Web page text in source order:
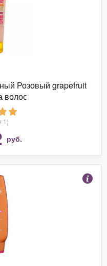
Розовый grapefruit
волос
1)
руб.